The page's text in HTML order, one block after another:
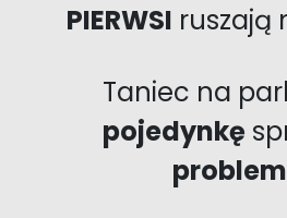
PIERWSI ruszają
Taniec na
pojedynkę